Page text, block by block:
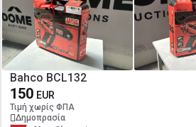
Bahco BCL132
150 EUR
Τιμή χωρίς ΦΠΑ
Δημοπρασία